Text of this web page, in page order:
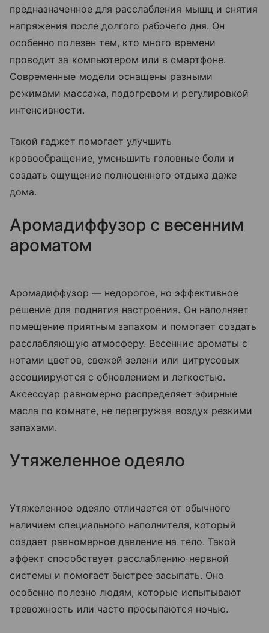
предназначенное для расслабления мышц и снятия
напряжения после долгого рабочего дня. Он
особенно полезен тем, кто много времени
проводит за компьютером или в смартфоне.
Современные модели оснащены разными
режимами массажа, подогревом и регулировкой
интенсивности.
Такой гаджет помогает улучшить
кровообращение, уменьшить головные боли и
создать ощущение полноценного отдыха даже
дома.
Аромадиффузор с весенним
ароматом
Аромадиффузор — недорогое, но эффективное
решение для поднятия настроения. Он наполняет
помещение приятным запахом и помогает создать
расслабляющую атмосферу. Весенние ароматы с
нотами цветов, свежей зелени или цитрусовых
ассоциируются с обновлением и легкостью.
Аксессуар равномерно распределяет эфирные
масла по комнате, не перегружая воздух резкими
запахами.
Утяжеленное одеяло
Утяжеленное одеяло отличается от обычного
наличием специального наполнителя, который
создает равномерное давление на тело. Такой
эффект способствует расслаблению нервной
системы и помогает быстрее засыпать. Оно
особенно полезно людям, которые испытывают
тревожность или часто просыпаются ночью.